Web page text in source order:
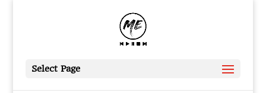
Select Page